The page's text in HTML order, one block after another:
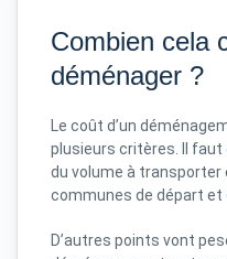
Combien cela
déménager ?
Le coût d’un
plusieurs critères. Il
du volume à
communes de départ et
D’autres points vont